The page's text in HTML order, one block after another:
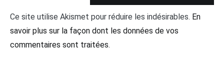
Ce site utilise Akismet pour réduire les indésirables. En
savoir plus sur la façon dont les données de vos
commentaires sont traitées.